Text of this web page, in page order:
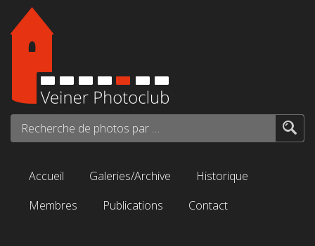
Aller au contenu principal
Recherche de photos par mots-clés...
Accueil Galeries/Archive
Historique
Membres
Publications Contact